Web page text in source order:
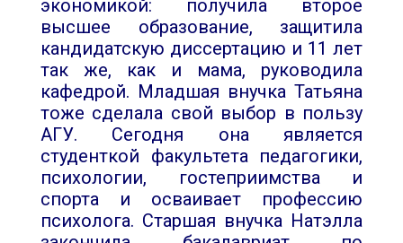
экономикой: получила второе
высшее образование, защитила
кандидатскую диссертацию и 11 лет
так же, как и мама, руководила
кафедрой. Младшая внучка Татьяна
тоже сделала свой выбор в пользу
АГУ. Сегодня она является
студенткой факультета педагогики,
психологии, гостеприимства и
спорта и осваивает профессию
психолога. Старшая внучка Натэлла